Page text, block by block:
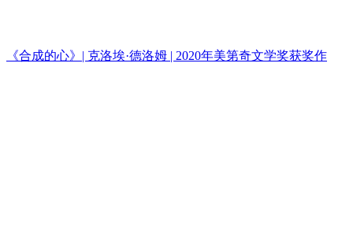
《合成的心》| 克洛埃·德洛姆 | 2020年美第奇文学奖获奖作